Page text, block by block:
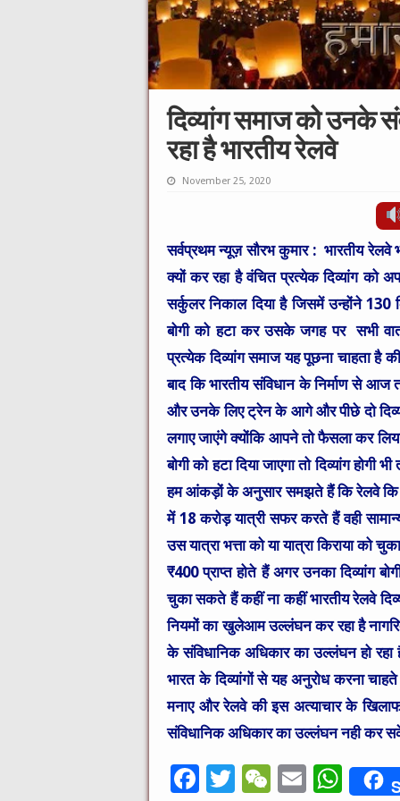
दिव्यांग समाज को उनके
रहा है भारतीय रेलवे
November 25, 2020
सर्वप्रथम न्यूज़ सौरभ कुमार : भारतीय रेलवे
क्यों कर रहा है वंचित प्रत्येक दिव्यांग को
सर्कुलर निकाल दिया है जिसमें उन्होंने
बोगी को हटा कर उसके जगह पर सभी
प्रत्येक दिव्यांग समाज यह पूछना चाहता है
बाद कि भारतीय संविधान के निर्माण से आज
और उनके लिए ट्रेन के आगे और पीछे दो
लगाए जाएंगे क्योंकि आपने तो फैसला कर
बोगी को हटा दिया जाएगा तो दिव्यांग होगी
हम आंकड़ों के अनुसार समझते हैं कि रेलवे कि
में 18 करोड़ यात्री सफर करते हैं वही
उस यात्रा भत्ता को या यात्रा किराया
₹400 प्राप्त होते हैं अगर उनका दिव्यांग
चुका सकते हैं कहीं ना कहीं भारतीय रेलवे
नियमों का खुलेआम उल्लंघन कर रहा है
के संविधानिक अधिकार का उल्लंघन हो रहा
भारत के दिव्यांगों से यह अनुरोध करना
मनाए और रेलवे की इस अत्याचार के
संविधानिक अधिकार का उल्लंघन नही कर
F
T
W E
W